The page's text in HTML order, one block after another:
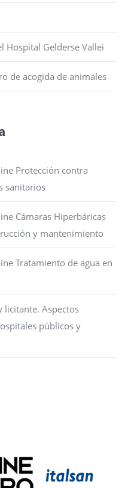
Hospital Gelderse Vallei
de acogida de animales
Protección contra
sanitarios
Cámaras Hiperbáricas
y mantenimiento
Tratamiento de agua en
licitante. Aspectos
públicos y